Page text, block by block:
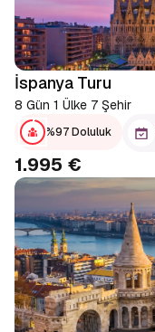
İspanya Turu
8 Gün 1 Ülke 7 Şehir
%97 Doluluk
1.995 €